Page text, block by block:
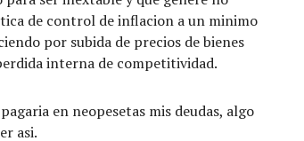
de control de inflacion a un minimo
por subida de precios de bienes
interna de competitividad.
en neopesetas mis deudas, algo
asi.